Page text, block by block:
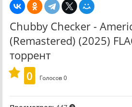
Chubby Checker -
(Remastered) (2025)
торрент
0
Голосов0